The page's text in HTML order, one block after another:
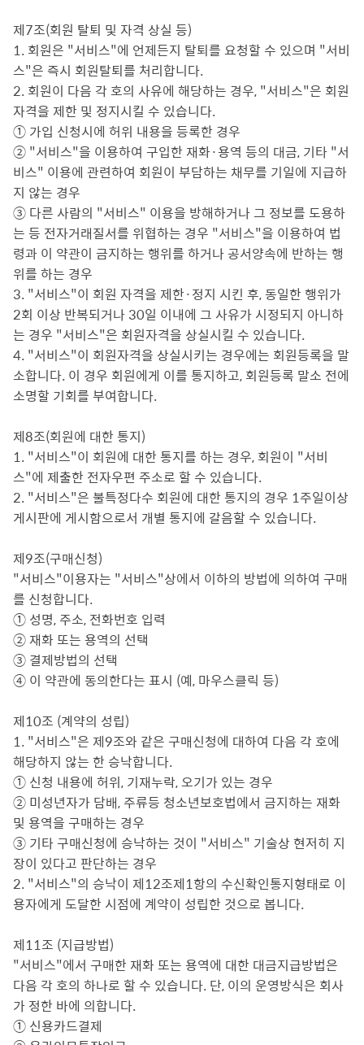
제7조(회원 탈퇴 및 자격 상실 등)
1. 회원은 "서비스"에 언제든지 탈퇴를 요청할 수 있으며 "서비
스"은 즉시 회원탈퇴를 처리합니다.
2. 회원이 다음 각 호의 사유에 해당하는 경우, "서비스"은 회원
자격을 제한 및 정지시킬 수 있습니다.
① 가입 신청시에 허위 내용을 등록한 경우
② "서비스"을 이용하여 구입한 재화·용역 등의 대금, 기타 "서
비스" 이용에 관련하여 회원이 부담하는 채무를 기일에 지급하
지 않는 경우
③ 다른 사람의 "서비스" 이용을 방해하거나 그 정보를 도용하
는 등 전자거래질서를 위협하는 경우 "서비스"을 이용하여 법
령과 이 약관이 금지하는 행위를 하거나 공서양속에 반하는 행
위를 하는 경우
3. "서비스"이 회원 자격을 제한·정지 시킨 후, 동일한 행위가
2회 이상 반복되거나 30일 이내에 그 사유가 시정되지 아니하
는 경우 "서비스"은 회원자격을 상실시킬 수 있습니다.
4. "서비스"이 회원자격을 상실시키는 경우에는 회원등록을 말
소합니다. 이 경우 회원에게 이를 통지하고, 회원등록 말소 전에
소명할 기회를 부여합니다.
제8조(회원에 대한 통지)
1. "서비스"이 회원에 대한 통지를 하는 경우, 회원이 "서비
스"에 제출한 전자우편 주소로 할 수 있습니다.
2. "서비스"은 불특정다수 회원에 대한 통지의 경우 1주일이상
게시판에 게시함으로서 개별 통지에 갈음할 수 있습니다.
제9조(구매신청)
"서비스"이용자는 "서비스"상에서 이하의 방법에 의하여 구매
를 신청합니다.
① 성명, 주소, 전화번호 입력
② 재화 또는 용역의 선택
③ 결제방법의 선택
④ 이 약관에 동의한다는 표시 (예, 마우스클릭 등)
제10조 (계약의 성립)
1. "서비스"은 제9조와 같은 구매신청에 대하여 다음 각 호에
해당하지 않는 한 승낙합니다.
① 신청 내용에 허위, 기재누락, 오기가 있는 경우
② 미성년자가 담배, 주류등 청소년보호법에서 금지하는 재화
및 용역을 구매하는 경우
③ 기타 구매신청에 승낙하는 것이 "서비스" 기술상 현저히 지
장이 있다고 판단하는 경우
2. "서비스"의 승낙이 제12조제1항의 수신확인통지형태로 이
용자에게 도달한 시점에 계약이 성립한 것으로 봅니다.
제11조 (지급방법)
"서비스"에서 구매한 재화 또는 용역에 대한 대금지급방법은
다음 각 호의 하나로 할 수 있습니다. 단, 이의 운영방식은 회사
가 정한 바에 의합니다.
① 신용카드결제